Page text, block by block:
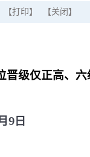
【打印】 【关闭】
晋级仅正高、
9日